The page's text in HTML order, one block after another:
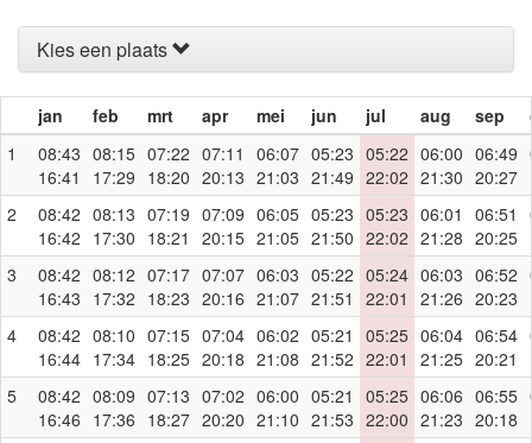
Kies een plaats
jan feb mrt apr mei jun jul aug sep
1
08:43
16:41
08:15
17:29
07:22
18:20
07:11
20:13
06:07
21:03
05:23
21:49
05:22
22:02
06:00
21:30
06:49
20:27
2
08:42
16:42
08:13
17:30
07:19
18:21
07:09
20:15
06:05
21:05
05:23
21:50
05:23
22:02
06:01
21:28
06:51
20:25
3
08:42
16:43
08:12
17:32
07:17
18:23
07:07
20:16
06:03
21:07
05:22
21:51
05:24
22:01
06:03
21:26
06:52
20:23
4
08:42
16:44
08:10
17:34
07:15
18:25
07:04
20:18
06:02
21:08
05:21
21:52
05:25
22:01
06:04
21:25
06:54
20:21
5
08:42
16:46
08:09
17:36
07:13
18:27
07:02
20:20
06:00
21:10
05:21
21:53
05:25
22:00
06:06
21:23
06:55
20:18